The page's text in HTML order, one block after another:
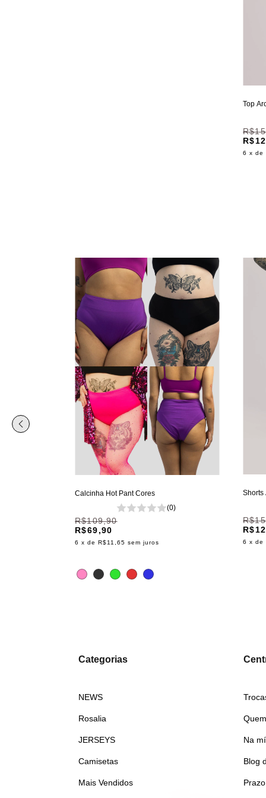
Top
6 x de
Calcinha Hot Pant Cores
(0)
R$109,90
R$69,90
6 x de R$11,65 sem juros
Shorts
6 x de
Categorias
NEWS
Rosalia
JERSEYS
Camisetas
Mais Vendidos
Na
Blog